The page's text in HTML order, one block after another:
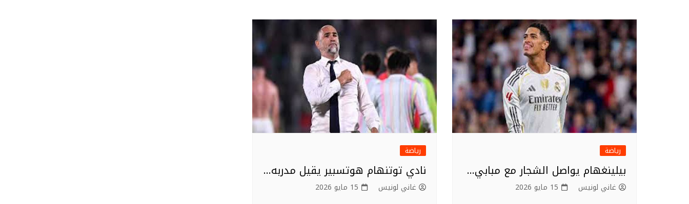
o
o
k
رياضة
بيلينغهام يواصل الشجار مع مبابي…
غاني لونيس 15 مايو 2026
رياضة
نادي توتنهام هوتسبير يقيل مدربه…
غاني لونيس 15 مايو 2026